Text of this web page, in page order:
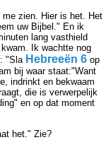
me zien. Hier is het. Het
uw Bijbel." En ik
lang vasthield
Ik wachtte nog
"Sla Hebreeën 6 op
bij waar staat:"Want
indrinkt en bekwaam
die is verwerpelijk
en op dat moment
het." Zie?